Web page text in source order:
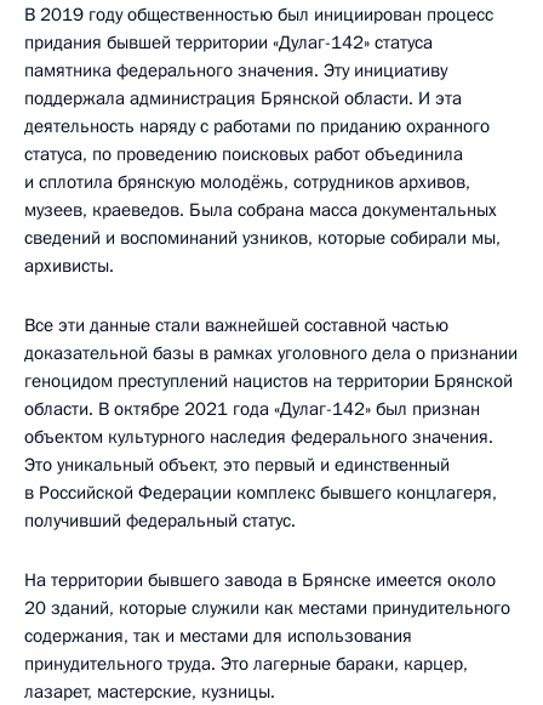
В 2019 году общественностью был инициирован процесс
придания бывшей территории «Дулаг-142» статуса
памятника федерального значения. Эту инициативу
поддержала администрация Брянской области. И эта
деятельность наряду с работами по приданию охранного
статуса, по проведению поисковых работ объединила
и сплотила брянскую молодёжь, сотрудников архивов,
музеев, краеведов. Была собрана масса документальных
сведений и воспоминаний узников, которые собирали мы,
архивисты.
Все эти данные стали важнейшей составной частью
доказательной базы в рамках уголовного дела о признании
геноцидом преступлений нацистов на территории Брянской
области. В октябре 2021 года «Дулаг-142» был признан
объектом культурного наследия федерального значения.
Это уникальный объект, это первый и единственный
в Российской Федерации комплекс бывшего концлагеря,
получивший федеральный статус.
На территории бывшего завода в Брянске имеется около
20 зданий, которые служили как местами принудительного
содержания, так и местами для использования
принудительного труда. Это лагерные бараки, карцер,
лазарет, мастерские, кузницы.